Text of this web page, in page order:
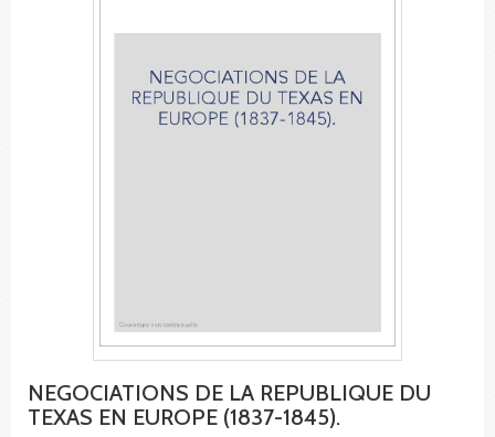
NEGOCIATIONS DE LA REPUBLIQUE DU
TEXAS EN EUROPE (1837-1845).